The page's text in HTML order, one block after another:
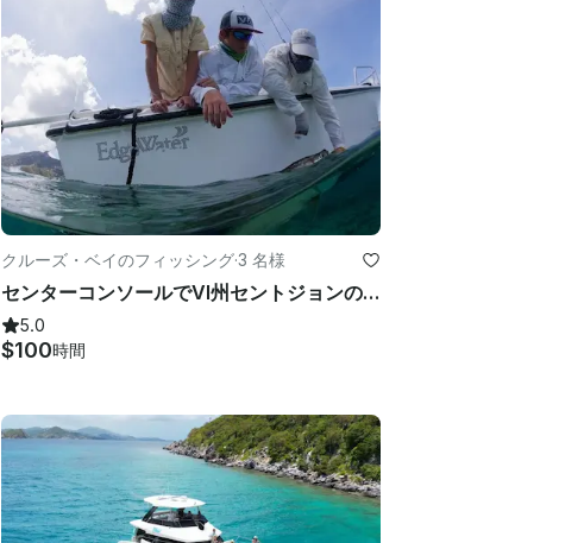
クルーズ・ベイのフィッシング·3 名様
センターコンソールでVI州セントジョンの釣りをお楽しみください
5.0
$100時間